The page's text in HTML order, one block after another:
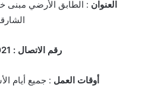
العنوان : الطابق الأرضي مبنى
رقم الاتصال : 9021 562 06
أوقات العمل : جميع أيام